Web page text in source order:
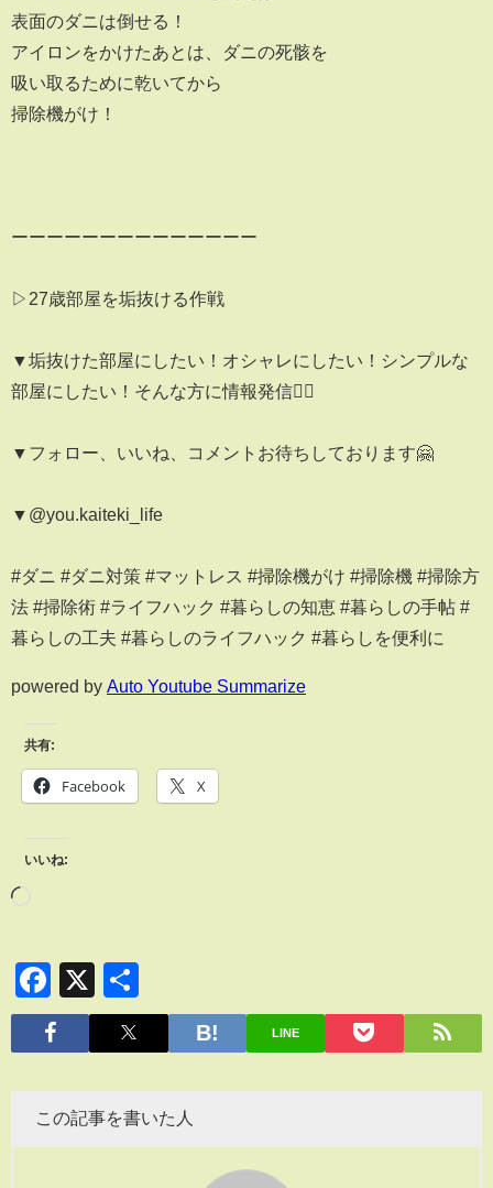
表面のダニは倒せる！
アイロンをかけたあとは、ダニの死骸を
吸い取るために乾いてから
掃除機がけ！
ーーーーーーーーーーーーーー
▷27歳部屋を垢抜ける作戦
▼垢抜けた部屋にしたい！オシャレにしたい！シンプルな
部屋にしたい！そんな方に情報発信🙆‍♀️
▼フォロー、いいね、コメントお待ちしております🤗
▼@you.kaiteki_life
#ダニ #ダニ対策 #マットレス #掃除機がけ #掃除機 #掃除方
法 #掃除術 #ライフハック #暮らしの知恵 #暮らしの手帖 #
暮らしの工夫 #暮らしのライフハック #暮らしを便利に
powered by Auto Youtube Summarize
共有:
Facebook X
いいね:
Facebook
X
有
LINE
この記事を書いた人